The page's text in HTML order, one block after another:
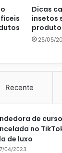
da energia
redução
de luz;
Dicas
insetos
25/05/
Recente
de
no
de luxo
04/2023